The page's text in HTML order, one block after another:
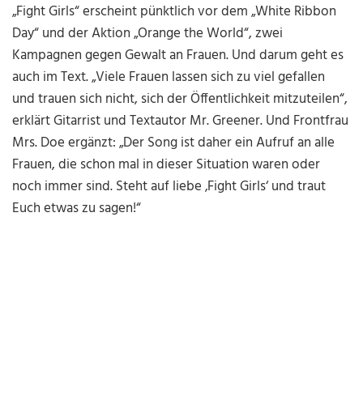
„Fight Girls“ erscheint pünktlich vor dem „White Ribbon
Day“ und der Aktion „Orange the World“, zwei
Kampagnen gegen Gewalt an Frauen. Und darum geht es
auch im Text. „Viele Frauen lassen sich zu viel gefallen
und trauen sich nicht, sich der Öffentlichkeit mitzuteilen“,
erklärt Gitarrist und Textautor Mr. Greener. Und Frontfrau
Mrs. Doe ergänzt: „Der Song ist daher ein Aufruf an alle
Frauen, die schon mal in dieser Situation waren oder
noch immer sind. Steht auf liebe ‚Fight Girls‘ und traut
Euch etwas zu sagen!“